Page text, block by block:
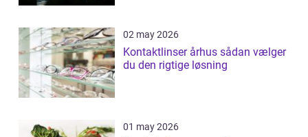
02 may 2026
Kontaktlinser århus sådan vælger
du den rigtige løsning
01 may 2026